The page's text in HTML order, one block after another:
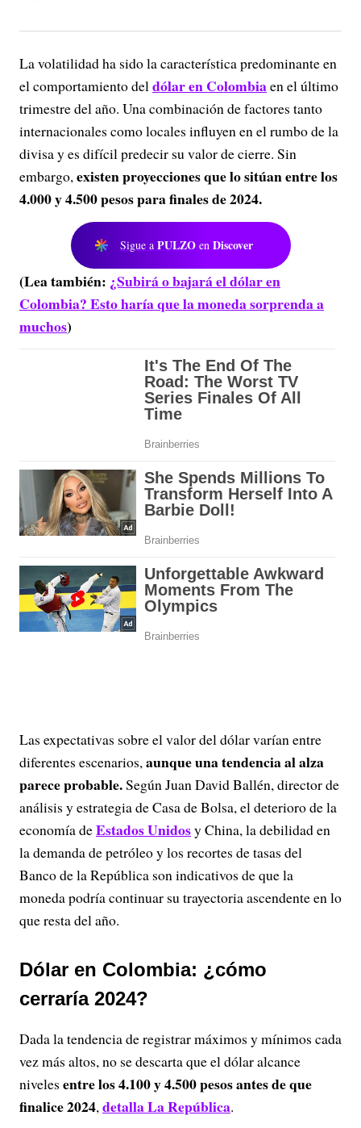
La volatilidad ha sido la característica predominante en
el comportamiento deldólar en Colombiaen el último
trimestre del año. Una combinación de factores tanto
internacionales como locales influyen en el rumbo de la
divisa y es difícil predecir su valor de cierre. Sin
embargo,existen proyecciones que lo sitúan entre los
4.000 y 4.500 pesos para finales de 2024.
Sigue a PULZO en Discover
(Lea también: ¿Subirá o bajará el dólar en
Colombia? Esto haría que la moneda sorprenda a
muchos)
Las expectativas sobre el valor del dólar varían entre
diferentes escenarios,aunque una tendencia al alza
parece probable.Según Juan David Ballén, director de
análisis y estrategia de Casa de Bolsa, el deterioro de la
economía deEstados Unidosy China, la debilidad en
la demanda de petróleo y los recortes de tasas del
Banco de la República son indicativos de que la
moneda podría continuar su trayectoria ascendente en lo
que resta del año.
Dólar en Colombia: ¿cómo
cerraría 2024?
Dada la tendencia de registrar máximos y mínimos cada
vez más altos, no se descarta que el dólar alcance
niveles entre los 4.100 y 4.500 pesos antes de que
finalice 2024,detalla La República.